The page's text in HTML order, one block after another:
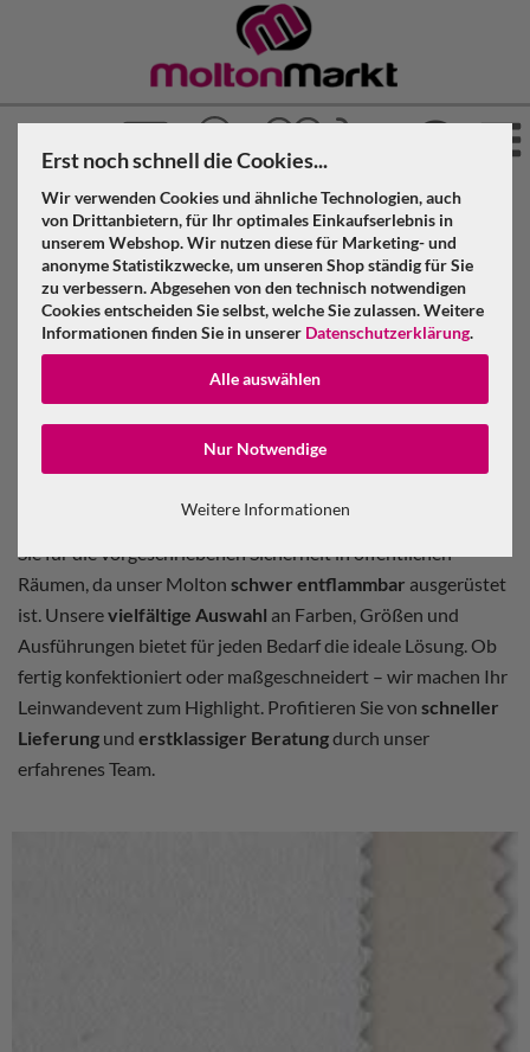
Erst noch schnell die Cookies...
Wir verwenden Cookies und ähnliche Technologien, auch
von Drittanbietern, für Ihr optimales Einkaufserlebnis in
unserem Webshop. Wir nutzen diese für Marketing- und
anonyme Statistikzwecke, um unseren Shop ständig für Sie
zu verbessern. Abgesehen von den technisch notwendigen
Cookies entscheiden Sie selbst, welche Sie zulassen. Weitere
Informationen finden Sie in unserer Datenschutzerklärung.
Alle auswählen
Nur Notwendige
Weitere Informationen
Konto erstellen
Public Viewing Stoffe kaufen – vielseitig
& funktional für Ihr Leinwanderlebnis
besten Public Viewing Stoffefinden Sie bei uns. Unsere
und verbessern die Akustik. Zudem sorgen
Sie für die vorgeschriebenen Sicherheit in öffentlichen
Räumen, da unser Molton schwer entflammbar ausgerüstet
ist. Unserevielfältige Auswahl an Farben, Größen und
Ausführungen bietet für jeden Bedarf die ideale Lösung. Ob
fertig konfektioniert oder maßgeschneidert – wir machen Ihr
Leinwandevent zum Highlight. Profitieren Sie von schneller
Lieferung und erstklassiger Beratungdurch unser
erfahrenes Team.